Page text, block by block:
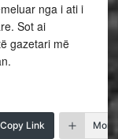
nga i ati i
Sot ai
gazetari më
Copy Link More